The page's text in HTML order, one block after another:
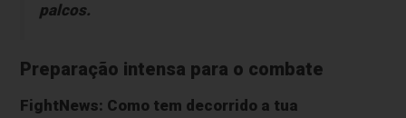
palcos.
Preparação intensa para o combate
FightNews: Como tem decorrido a tua